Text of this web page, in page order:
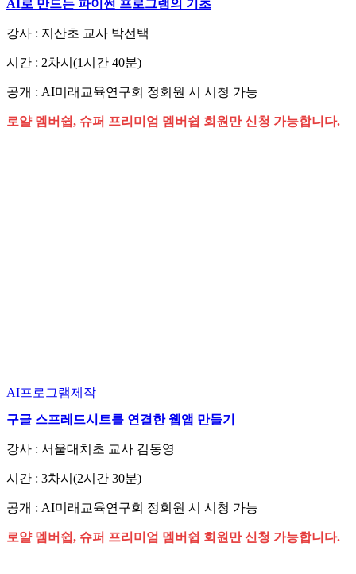
AI로 만드는 파이썬 프로그램의 기초
강사 : 지산초 교사 박선택
시간 : 2차시(1시간 40분)
공개 : AI미래교육연구회 정회원 시 시청 가능
로얄 멤버쉽, 슈퍼 프리미엄 멤버쉽 회원만 신청 가능합니다.
AI프로그램제작
구글 스프레드시트를 연결한 웹앱 만들기
강사 : 서울대치초 교사 김동영
시간 : 3차시(2시간 30분)
공개 : AI미래교육연구회 정회원 시 시청 가능
로얄 멤버쉽, 슈퍼 프리미엄 멤버쉽 회원만 신청 가능합니다.